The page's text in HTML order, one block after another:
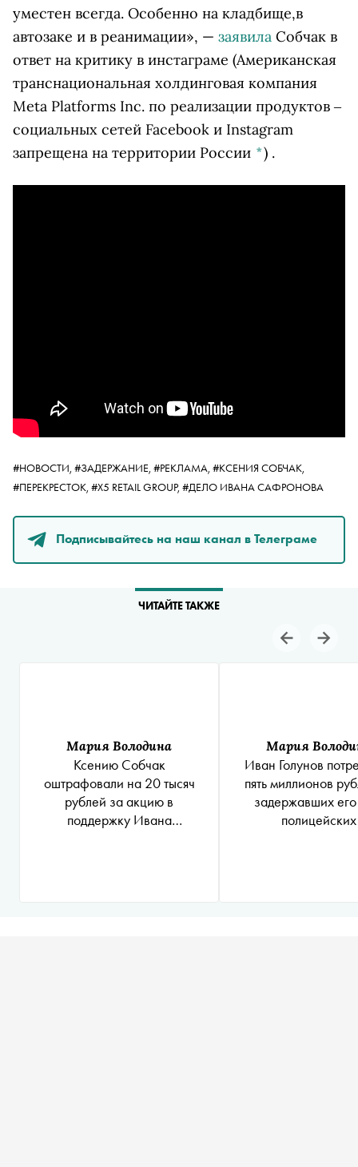
уместен всегда. Особенно на кладбище,в
автозаке и в реанимации», — заявила Собчак в
ответ на критику в инстаграме (Американская
транснациональная холдинговая компания
Meta Platforms Inc. по реализации продуктов ‒
социальных сетей Facebook и Instagram
запрещена на территории России *) .
#НОВОСТИ, #ЗАДЕРЖАНИЕ, #РЕКЛАМА, #КСЕНИЯ СОБЧАК,
#ПЕРЕКРЕСТОК, #X5 RETAIL GROUP, #ДЕЛО ИВАНА САФРОНОВА
Подписывайтесь на наш канал в Телеграме
ЧИТАЙТЕ ТАКЖЕ
Мария Володина
Ксению Собчак
оштрафовали на 20 тысяч
рублей за акцию в
поддержку Ивана
Мария
Иван Голунов
пять миллионов
задержавших
полицейских